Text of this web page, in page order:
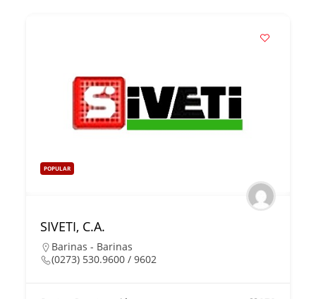
POPULAR
SIVETI, C.A.
Barinas - Barinas
(0273) 530.9600 / 9602